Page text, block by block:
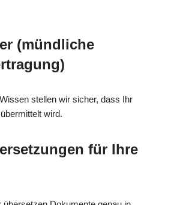
(mündliche
stellen wir sicher, dass Ihr
wird.
für Ihre